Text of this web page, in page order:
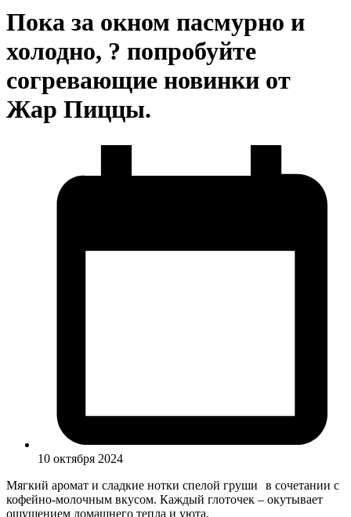
Пока за окном пасмурно и
холодно, ? попробуйте
согревающие новинки от
Жар Пиццы.
10 октября 2024
Мягкий аромат и сладкие нотки спелой груши
в сочетании с
кофейно-молочным вкусом. Каждый глоточек – окутывает
ощущением домашнего тепла и уюта.